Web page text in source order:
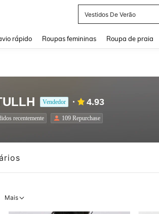
Vestidos De Verão
rápido Roupas femininas Roupa de praia
Vendedor 4.93
recentemente 109 Repurchase
Mais